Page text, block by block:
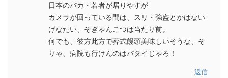
日本のバカ・若者が居りやすが
カメラが回っている間は、スリ・強盗とかはない
げなたい、そぎゃんこつは当たり前。
何でも、彼方此方で葬式饅頭美味しいそうな、そ
りゃ、病院も行けんのはパタイじゃろ！
返信